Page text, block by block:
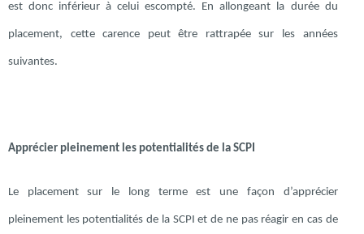
est donc inférieur à celui escompté. En allongeant la durée du
placement, cette carence peut être rattrapée sur les années
suivantes.
Apprécier pleinement les potentialités de la SCPI
Le placement sur le long terme est une façon d’apprécier
pleinement les potentialités de la SCPI et de ne pas réagir en cas de